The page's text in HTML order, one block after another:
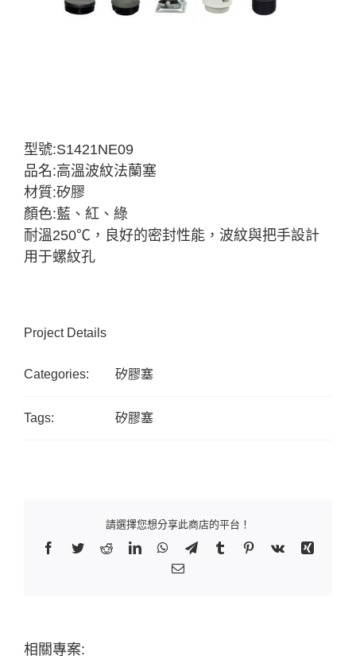
型號:S1421NE09
品名:高溫波紋法蘭塞
材質:矽膠
顏色:藍、紅、綠
耐溫250℃，良好的密封性能，波紋與把手設計
用于螺紋孔
Project Details
Categories: 矽膠塞
Tags: 矽膠塞
請選擇您想分享此商店的平台！
Facebook
TwitterRedditLinkedInWhatsApp
TelegramTumblr Pinterest
Vk
Xing
Email:
相關專案: